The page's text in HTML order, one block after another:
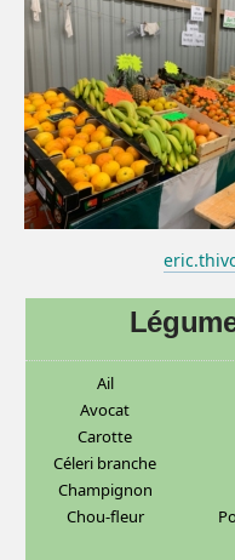
Ail
Avocat
Carotte
Céleri branche
Champignon
Chou-fleur